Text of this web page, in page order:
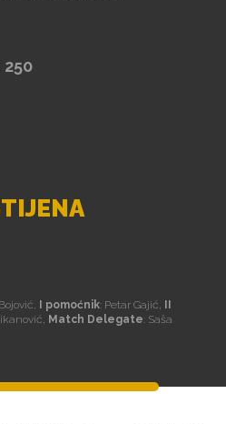
250
I pomoćnik: Petar Gajić,
Match Delegate: Saša